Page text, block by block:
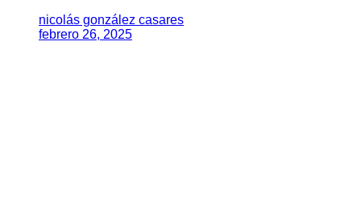
nicolás gonzález casares
febrero 26, 2025